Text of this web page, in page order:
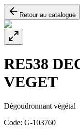
Retour au catalogue
RE538
VEGET
Dégoudronnant végétal
Code: G-103760